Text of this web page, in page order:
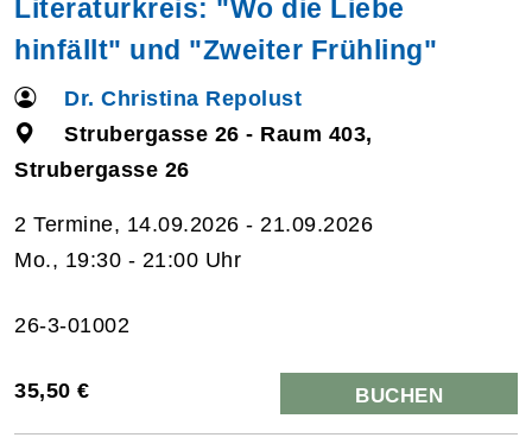
Literaturkreis: "Wo die Liebe
hinfällt" und "Zweiter Frühling"
Dr. Christina Repolust
Strubergasse 26 - Raum 403,
Strubergasse 26
2 Termine, 14.09.2026 - 21.09.2026
Mo., 19:30 - 21:00 Uhr
26-3-01002
35,50 € BUCHEN